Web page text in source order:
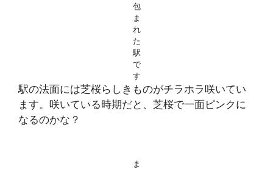
包
ま
れ
た
駅
で
す
駅の法面には芝桜らしきものがチラホラ咲いてい
ます。咲いている時期だと、芝桜で一面ピンクに
なるのかな？
ま